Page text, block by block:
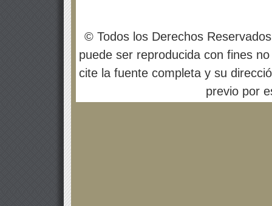
© Todos los Derechos
puede ser reproducida con fines
cite la fuente completa y su
previo por